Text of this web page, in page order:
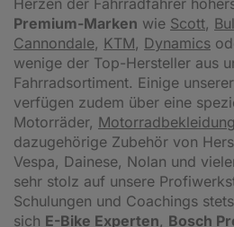
Premium-Marken wie Scott,
Cannondale, KTM, Dynamics
wenige der Top-Hersteller aus
Fahrradsortiment. Einige
verfügen zudem über eine
Motorräder, Motorradbekleidung
dazugehörige Zubehör von
Vespa, Dainese, Nolan und
sehr stolz auf unsere
Schulungen und Coachings
sich E-Bike Experten, Bosch